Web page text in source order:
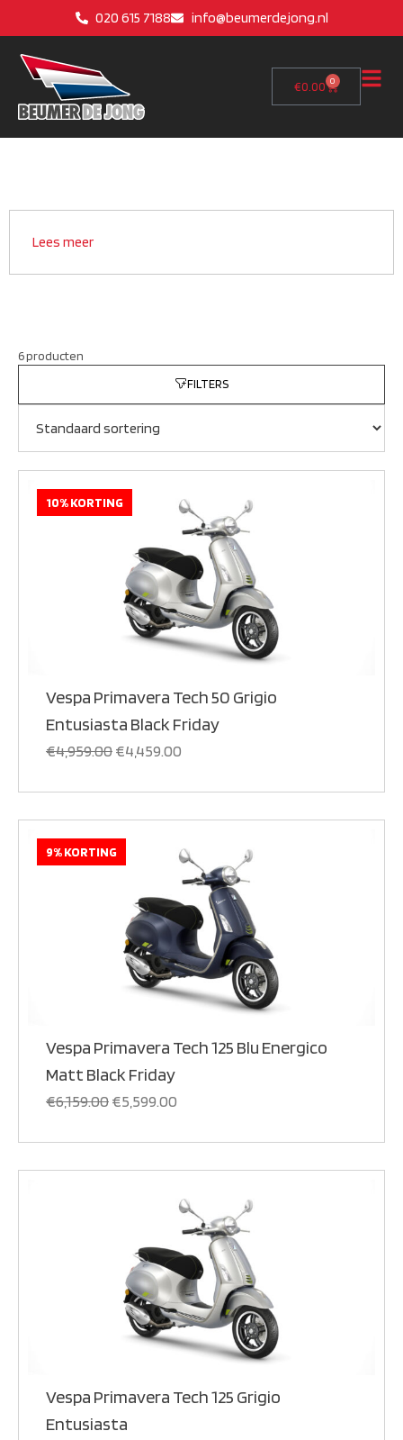
020 615 7188 info@beumerdejong.nl
€0.00 0
Lees meer
6 producten
FILTERS
10% KORTING
Vespa Primavera Tech 50 Grigio
Entusiasta Black Friday
€4,959.00€4,459.00
9% KORTING
Vespa Primavera Tech 125 Blu Energico
Matt Black Friday
€6,159.00€5,599.00
Vespa Primavera Tech 125 Grigio
Entusiasta